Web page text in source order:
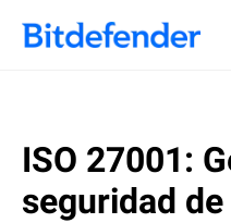
ISO 27001:
seguridad